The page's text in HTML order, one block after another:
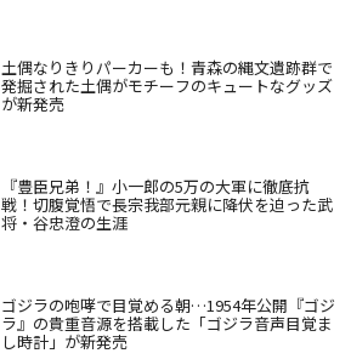
土偶なりきりパーカーも！青森の縄文遺跡群で
発掘された土偶がモチーフのキュートなグッズ
が新発売
『豊臣兄弟！』小一郎の5万の大軍に徹底抗
戦！切腹覚悟で長宗我部元親に降伏を迫った武
将・谷忠澄の生涯
ゴジラの咆哮で目覚める朝…1954年公開『ゴジ
ラ』の貴重音源を搭載した「ゴジラ音声目覚ま
し時計」が新発売